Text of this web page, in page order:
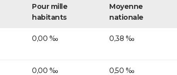
Pour mille
habitants
Moyenne
nationale
0,00 ‰ 0,38 ‰
0,00 ‰ 0,50 ‰